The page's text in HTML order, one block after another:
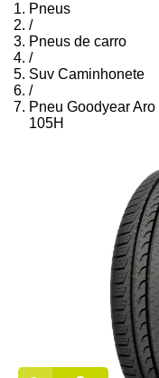
Pneus
/
Pneus de carro
/
Suv Caminhonete
/
Pneu Goodyear
105H